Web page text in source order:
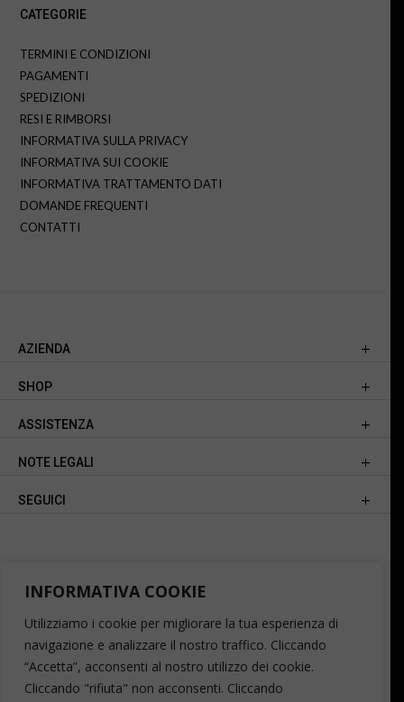
INFORMATIVA COOKIE
Utilizziamo i cookie per migliorare la tua esperienza di
navigazione e analizzare il nostro traffico. Cliccando
“Accetta”, acconsenti al nostro utilizzo dei cookie.
Cliccando "rifiuta" non acconsenti. Cliccando
CATEGORIE
TERMINI E CONDIZIONI
PAGAMENTI
SPEDIZIONI
RESI E RIMBORSI
INFORMATIVA SULLA PRIVACY
INFORMATIVA SUI COOKIE
INFORMATIVA TRATTAMENTO DATI
DOMANDE FREQUENTI
CONTATTI
AZIENDA
SHOP
ASSISTENZA
NOTE LEGALI
SEGUICI
© 2026 CALZATURIFICIO F.LLI SOLDINI